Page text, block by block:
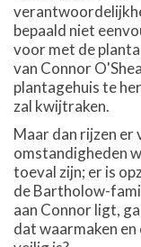
bepaald niet
voor met de
van Connor
plantagehuis te
zal kwijtraken.
Maar dan rijzen er
omstandigheden
toeval zijn; er is
de Bartholow-
aan Connor ligt,
dat waarmaken